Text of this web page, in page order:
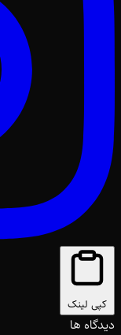
کپی لینک
دیدگاه ها